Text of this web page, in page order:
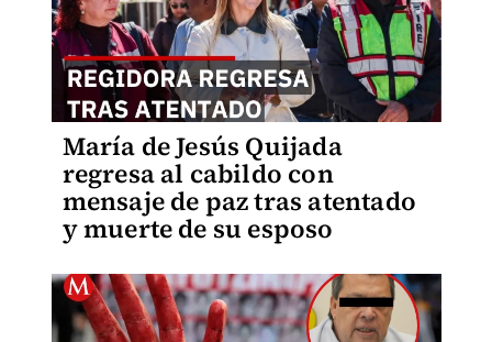
María de Jesús Quijada
regresa al cabildo con
mensaje de paz tras atentado
y muerte de su esposo